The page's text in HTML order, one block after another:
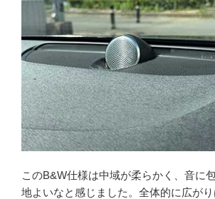
このB&W仕様は中域が柔らかく、音に
地よいなと感じました。全体的に広が